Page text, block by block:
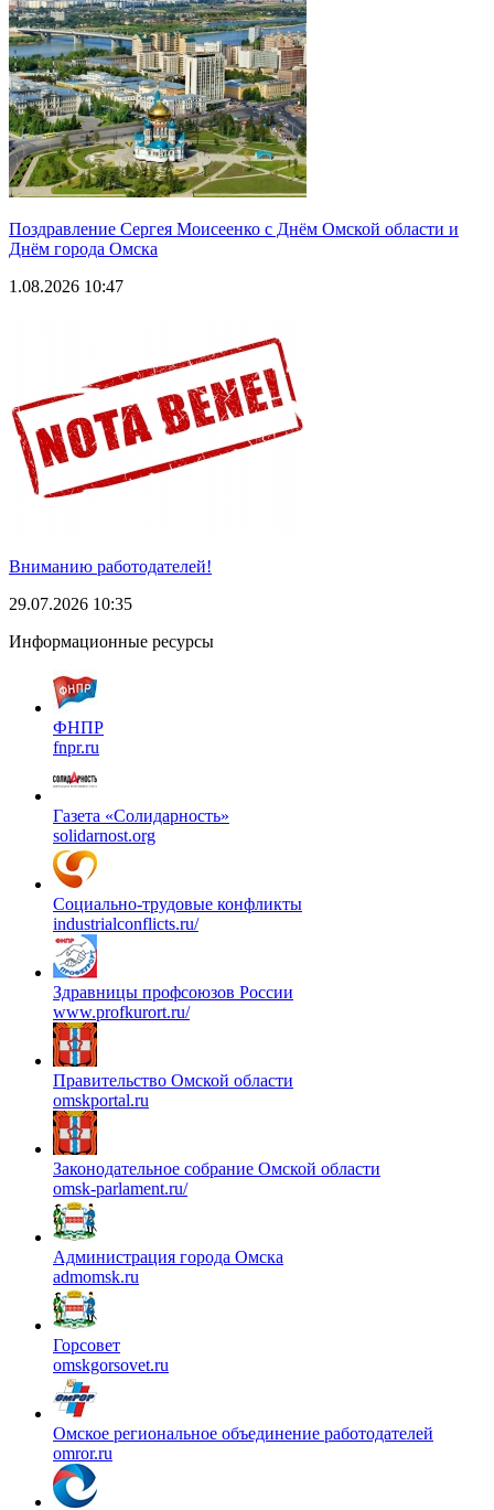
Поздравление Сергея Моисеенко с Днём Омской области и
Днём города Омска
1.08.2026 10:47
Вниманию работодателей!
29.07.2026 10:35
Информационные ресурсы
ФНПР
fnpr.ru
Газета «Солидарность»
solidarnost.org
Социально-трудовые конфликты
industrialconflicts.ru/
Здравницы профсоюзов России
www.profkurort.ru/
Правительство Омской области
omskportal.ru
Законодательное собрание Омской области
omsk-parlament.ru/
Администрация города Омска
admomsk.ru
Горсовет
omskgorsovet.ru
Омское региональное объединение работодателей
omror.ru